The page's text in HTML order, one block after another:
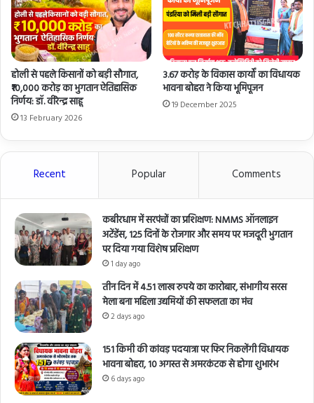
होली से पहले किसानों को बड़ी सौगात,
₹10,000 करोड़ का भुगतान ऐतिहासिक
निर्णय: डॉ. वीरेन्द्र साहू
13 February 2026
3.67 करोड़ के विकास कार्यों का विधायक
भावना बोहरा ने किया भूमिपूजन
19 December 2025
Recent Popular Comments
कबीरधाम में सरपंचों का प्रशिक्षण: NMMS ऑनलाइन
अटेंडेंस, 125 दिनों के रोजगार और समय पर मजदूरी भुगतान
पर दिया गया विशेष प्रशिक्षण
1 day ago
तीन दिन में 4.51 लाख रुपये का कारोबार, संभागीय सरस
मेला बना महिला उद्यमियों की सफलता का मंच
2 days ago
151 किमी की कांवड़ पदयात्रा पर फिर निकलेंगी विधायक
भावना बोहरा, 10 अगस्त से अमरकंटक से होगा शुभारंभ
6 days ago